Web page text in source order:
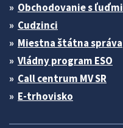
Obchodovanie s ľuďmi
Cudzinci
Miestna štátna správa
Vládny program ESO
Call centrum MV SR
E-trhovisko